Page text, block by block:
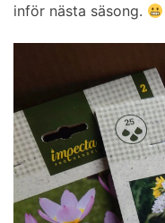
inför nästa säsong.